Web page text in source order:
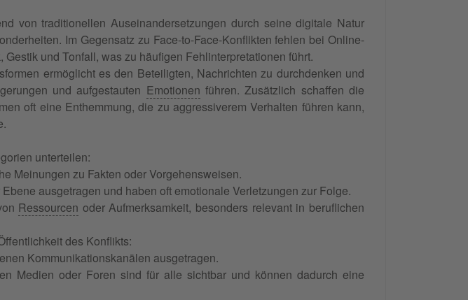
von traditionellen Auseinandersetzungen durch seine digitale Natur
Im Gegensatz zu Face-to-Face-Konflikten fehlen bei Online-
und Tonfall, was zu häufigen Fehlinterpretationen führt.
ermöglicht es den Beteiligten, Nachrichten zu durchdenken und
und aufgestauten Emotionen führen. Zusätzlich schaffen die
oft eine Enthemmung, die zu aggressiverem Verhalten führen kann,
unterteilen:
Meinungen zu Fakten oder Vorgehensweisen.
ausgetragen und haben oft emotionale Verletzungen zur Folge.
Ressourcen oder Aufmerksamkeit, besonders relevant in beruflichen
des Konflikts:
Kommunikationskanälen ausgetragen.
Medien oder Foren sind für alle sichtbar und können dadurch eine